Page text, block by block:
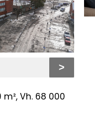
>
m², Vh. 68 000